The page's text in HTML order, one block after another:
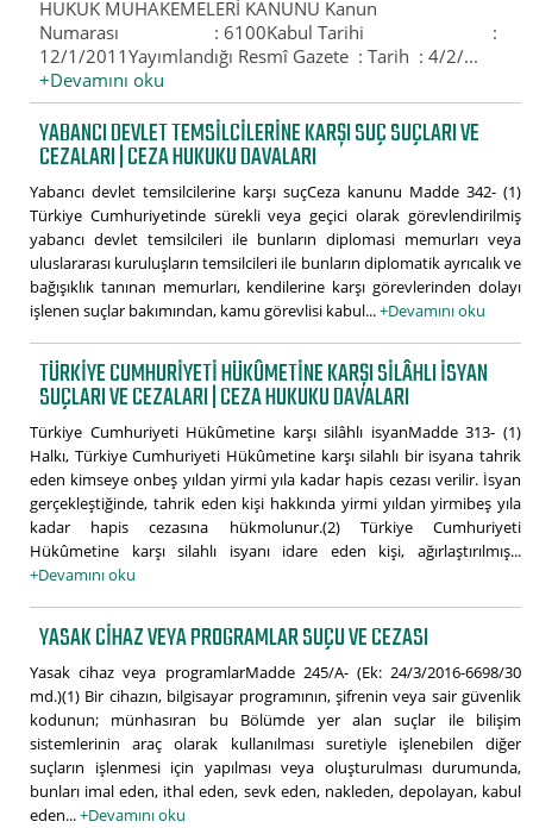
HUKUK MUHAKEMELERİ KANUNU Kanun
Numarası : 6100Kabul Tarihi :
12/1/2011Yayımlandığı Resmî Gazete : Tarih : 4/2/...
+Devamını oku
YABANCI DEVLET TEMSILCILERINE KARŞI SUÇ SUÇLARI VE
CEZALARI | CEZA HUKUKU DAVALARI
Yabancı devlet temsilcilerine karşı suçCeza kanunu Madde 342- (1)
Türkiye Cumhuriyetinde sürekli veya geçici olarak görevlendirilmiş
yabancı devlet temsilcileri ile bunların diplomasi memurları veya
uluslararası kuruluşların temsilcileri ile bunların diplomatik ayrıcalık ve
bağışıklık tanınan memurları, kendilerine karşı görevlerinden dolayı
işlenen suçlar bakımından, kamu görevlisi kabul...+Devamını oku
TÜRKIYE CUMHURIYETI HÜKÛMETINE KARŞI SILÂHLI ISYAN
SUÇLARI VE CEZALARI | CEZA HUKUKU DAVALARI
Türkiye Cumhuriyeti Hükûmetine karşı silâhlı isyanMadde 313- (1)
Halkı, Türkiye Cumhuriyeti Hükûmetine karşı silahlı bir isyana tahrik
eden kimseye onbeş yıldan yirmi yıla kadar hapis cezası verilir. İsyan
gerçekleştiğinde, tahrik eden kişi hakkında yirmi yıldan yirmibeş yıla
kadar hapis cezasına hükmolunur.(2) Türkiye Cumhuriyeti
Hükûmetine karşı silahlı isyanı idare eden kişi, ağırlaştırılmış...
+Devamını oku
YASAK CIHAZ VEYA PROGRAMLAR SUÇU VE CEZASI
Yasak cihaz veya programlarMadde 245/A- (Ek: 24/3/2016-6698/30
md.)(1) Bir cihazın, bilgisayar programının, şifrenin veya sair güvenlik
kodunun; münhasıran bu Bölümde yer alan suçlar ile bilişim
sistemlerinin araç olarak kullanılması suretiyle işlenebilen diğer
suçların işlenmesi için yapılması veya oluşturulması durumunda,
bunları imal eden, ithal eden, sevk eden, nakleden, depolayan, kabul
eden...+Devamını oku